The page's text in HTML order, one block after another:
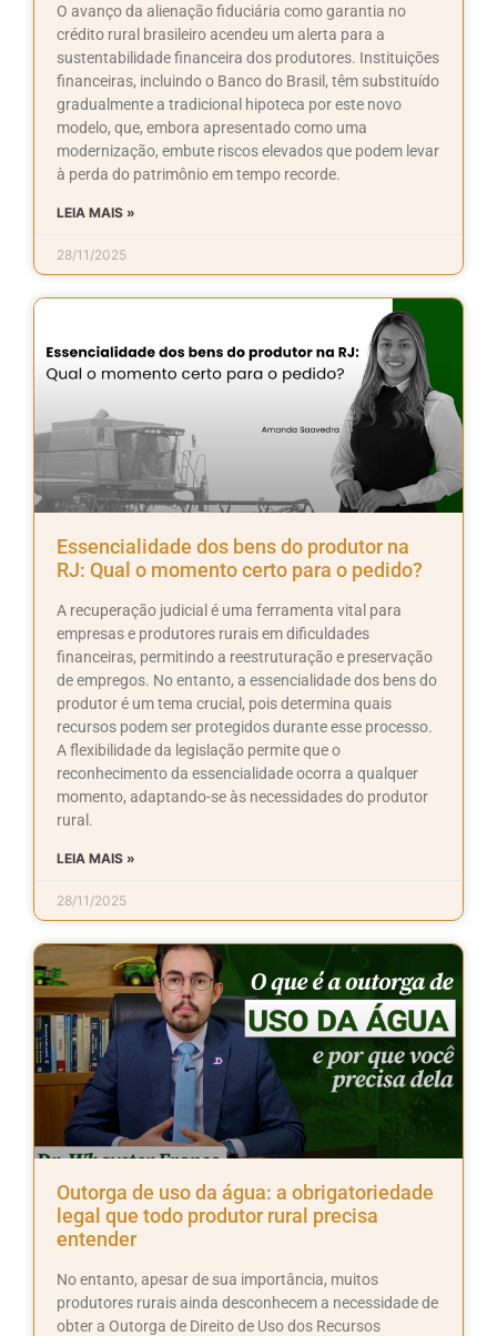
O avanço da alienação fiduciária como garantia no
crédito rural brasileiro acendeu um alerta para a
sustentabilidade financeira dos produtores. Instituições
financeiras, incluindo o Banco do Brasil, têm substituído
gradualmente a tradicional hipoteca por este novo
modelo, que, embora apresentado como uma
modernização, embute riscos elevados que podem levar
à perda do patrimônio em tempo recorde.
LEIA MAIS »
28/11/2025
Essencialidade dos bens do produtor na
RJ: Qual o momento certo para o pedido?
A recuperação judicial é uma ferramenta vital para
empresas e produtores rurais em dificuldades
financeiras, permitindo a reestruturação e preservação
de empregos. No entanto, a essencialidade dos bens do
produtor é um tema crucial, pois determina quais
recursos podem ser protegidos durante esse processo.
A flexibilidade da legislação permite que o
reconhecimento da essencialidade ocorra a qualquer
momento, adaptando-se às necessidades do produtor
rural.
LEIA MAIS »
28/11/2025
Outorga de uso da água: a obrigatoriedade
legal que todo produtor rural precisa
entender
No entanto, apesar de sua importância, muitos
produtores rurais ainda desconhecem a necessidade de
obter a Outorga de Direito de Uso dos Recursos